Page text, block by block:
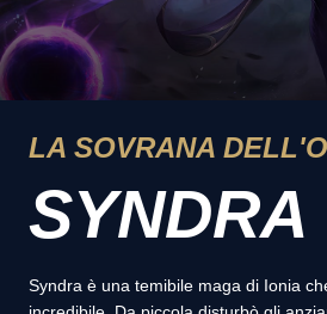
LA SOVRANA
SYNDRA
Syndra è una temibile maga di Ionia